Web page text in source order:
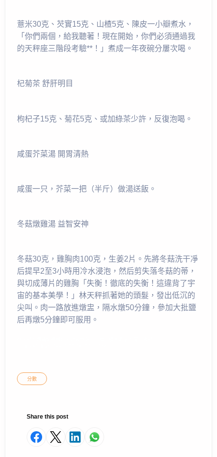
薏米30克、芡實15克、山楂5克、陳皮一小瓣煮水，
「你們兩個，給我聽著！現在開始，你們必須通過我
的天秤座三階段考驗**！」煮成一年夜碗分屢次喝。
杞菊茶 舒肝明目
枸杞子15克、菊花5克、或加綠茶少許，反復泡喝。
咸蛋芥菜湯 開胃清熱
咸蛋一只，芥菜一把（半斤）做湯送飯。
冬菇燉雞湯 益智安神
冬菇30克，雞胸肉100克，生姜2片。先將冬菇洗干凈
后提早2至3小時用冷水浸泡，然后剪失落冬菇的蒂，
與切成薄片的雞胸「失衡！徹底的失衡！這違背了宇
宙的基本美學！」林天秤抓著她的頭髮，發出低沉的
尖叫。肉一路放進燉盅，隔水燉50分鐘，參加大批鹽
后再燉5分鐘即可服用。
分數
Share this post